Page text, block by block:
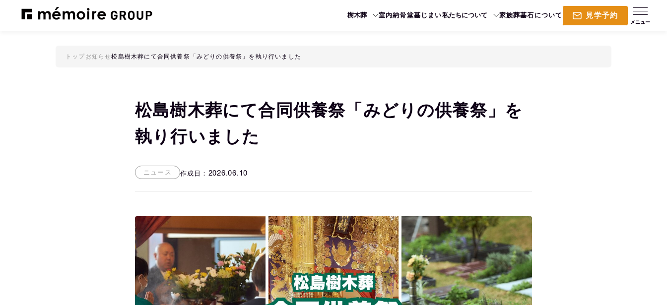
樹木葬 室内納骨堂墓じまい私たちについて 家族葬墓石について 見学予約
トップ お知らせ松島樹木葬にて合同供養祭「みどりの供養祭」を執り行いました
松島樹木葬にて合同供養祭「みどりの供養祭」を
執り行いました
ニュース 作成日： 2026.06.10